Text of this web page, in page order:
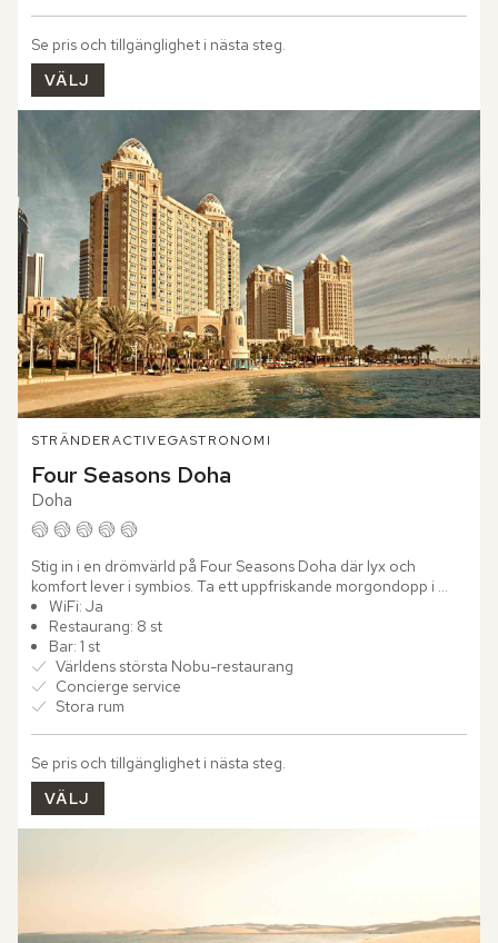
Se pris och tillgänglighet i nästa steg.
VÄLJ
STRÄNDERACTIVEGASTRONOMI
Four Seasons Doha
Doha
Stig in i en drömvärld på Four Seasons Doha där lyx och
komfort lever i symbios. Ta ett uppfriskande morgondopp i
någon av de fem inbjudande poolerna där vattnet speglar
himlens...
WiFi: Ja
Restaurang: 8 st
Bar: 1 st
Världens största Nobu-restaurang
Concierge service
Stora rum
Se pris och tillgänglighet i nästa steg.
VÄLJ